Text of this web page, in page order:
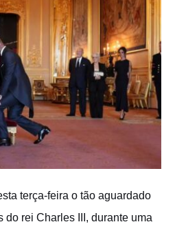
terça-feira o tão aguardado
rei Charles III, durante uma